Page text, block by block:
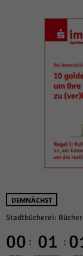
DEMNÄCHST
Stadtbücherei:
00 : 01 :